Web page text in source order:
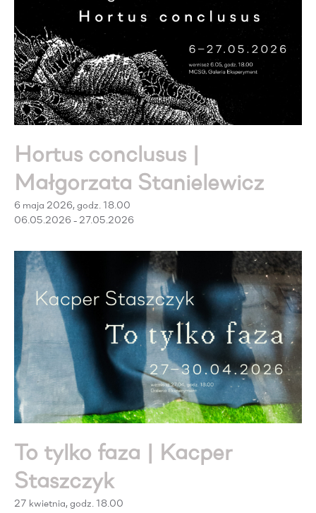
Hortus conclusus |
Małgorzata Stanielewicz
6 maja 2026, godz. 18.00
06.05.2026 - 27.05.2026
To tylko faza | Kacper
Staszczyk
27 kwietnia, godz. 18.00